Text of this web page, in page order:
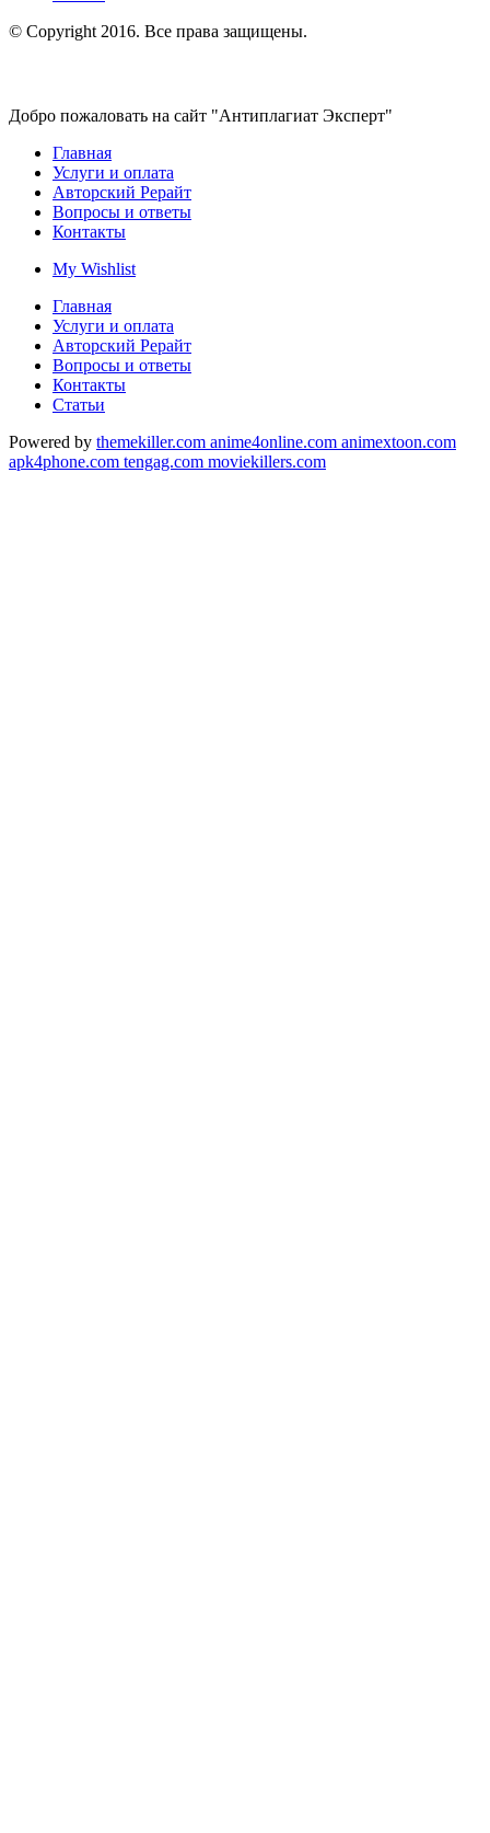
© Copyright 2016. Все права защищены.
Добро пожаловать на сайт "Антиплагиат Эксперт"
Главная
Услуги и оплата
Авторский Рерайт
Вопросы и ответы
Контакты
My Wishlist
Главная
Услуги и оплата
Авторский Рерайт
Вопросы и ответы
Контакты
Статьи
Powered by themekiller.com anime4online.com animextoon.com
apk4phone.com tengag.com moviekillers.com